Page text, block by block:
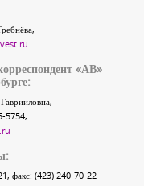
«АВ»
5754,
факс: (423) 240-70-22